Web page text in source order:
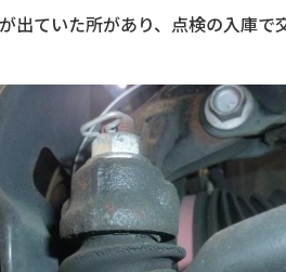
出ていた所があり、点検の入庫で